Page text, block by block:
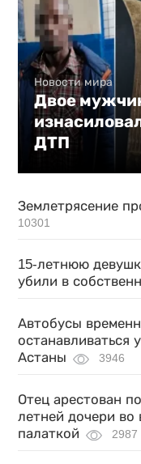
Новости мира
Двое
ДТП
Землетрясение
10301
15-летнюю
убили в
Автобусы
останавливаться
Астаны
3946
Отец арестован
летней дочери во
палаткой
2987